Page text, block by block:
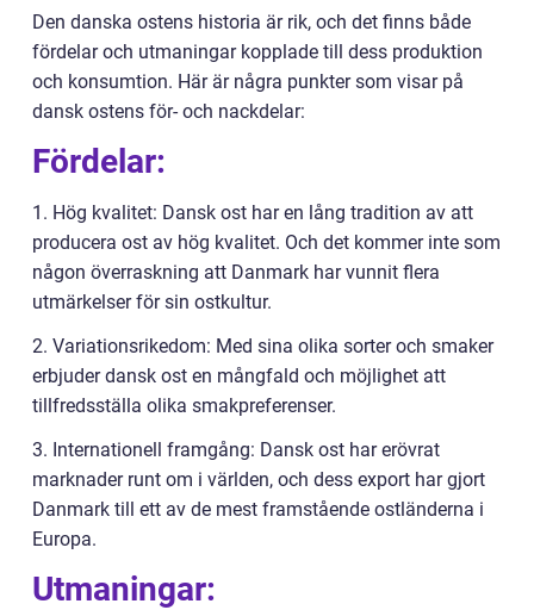
Den danska ostens historia är rik, och det finns både
fördelar och utmaningar kopplade till dess produktion
och konsumtion. Här är några punkter som visar på
dansk ostens för- och nackdelar:
Fördelar:
1. Hög kvalitet: Dansk ost har en lång tradition av att
producera ost av hög kvalitet. Och det kommer inte som
någon överraskning att Danmark har vunnit flera
utmärkelser för sin ostkultur.
2. Variationsrikedom: Med sina olika sorter och smaker
erbjuder dansk ost en mångfald och möjlighet att
tillfredsställa olika smakpreferenser.
3. Internationell framgång: Dansk ost har erövrat
marknader runt om i världen, och dess export har gjort
Danmark till ett av de mest framstående ostländerna i
Europa.
Utmaningar: